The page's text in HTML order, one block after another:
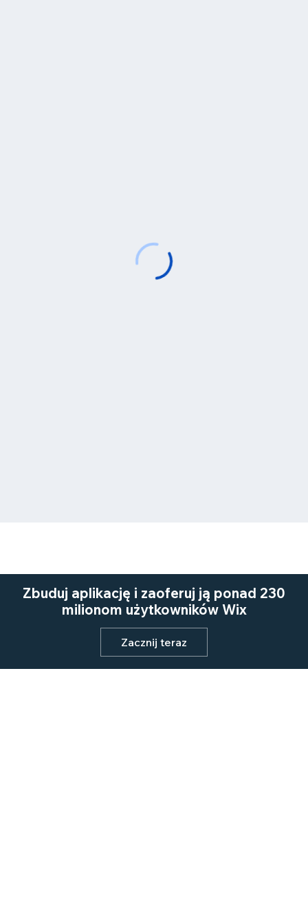
Zbuduj aplikację i zaoferuj ją ponad 230
milionom użytkowników Wix
Zacznij teraz